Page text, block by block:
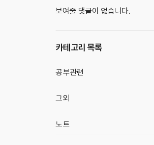
보여줄 댓글이 없습니다.
카테고리 목록
공부관련
그외
노트